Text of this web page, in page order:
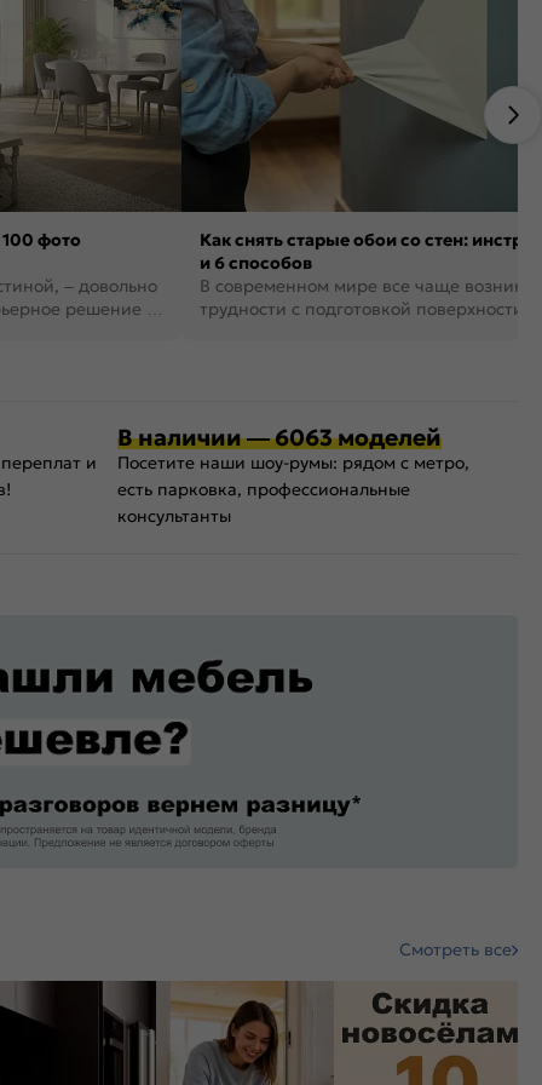
фото
– довольно
решение в
Как снять старые обои со стен:
и 6 способов
В современном мире все чаще
трудности с подготовкой поверхности
и
В наличии — 6063 моделей
Посетите наши шоу-румы: рядом с метро,
есть парковка, профессиональные
консультанты
Смотреть все